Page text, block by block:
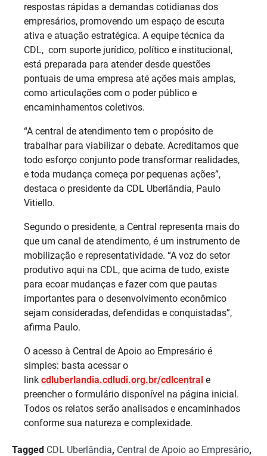
respostas rápidas a demandas cotidianas dos
empresários, promovendo um espaço de escuta
ativa e atuação estratégica. A equipe técnica da
CDL, com suporte jurídico, político e institucional,
está preparada para atender desde questões
pontuais de uma empresa até ações mais amplas,
como articulações com o poder público e
encaminhamentos coletivos.
“A central de atendimento tem o propósito de
trabalhar para viabilizar o debate. Acreditamos que
todo esforço conjunto pode transformar realidades,
e toda mudança começa por pequenas ações”,
destaca o presidente da CDL Uberlândia, Paulo
Vitiello.
Segundo o presidente, a Central representa mais do
que um canal de atendimento, é um instrumento de
mobilização e representatividade. “A voz do setor
produtivo aqui na CDL, que acima de tudo, existe
para ecoar mudanças e fazer com que pautas
importantes para o desenvolvimento econômico
sejam consideradas, defendidas e conquistadas”,
afirma Paulo.
O acesso à Central de Apoio ao Empresário é
simples: basta acessar o
link cdluberlandia.cdludi.org.br/cdlcentral e
preencher o formulário disponível na página inicial.
Todos os relatos serão analisados e encaminhados
conforme sua natureza e complexidade.
Tagged CDL Uberlândia, Central de Apoio ao Empresário,